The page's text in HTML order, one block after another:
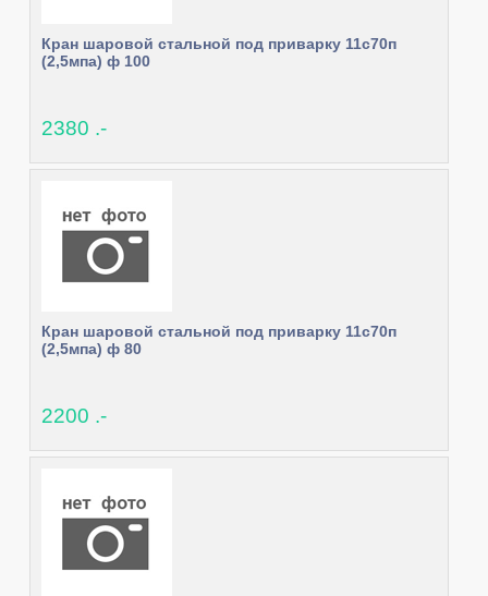
Кран шаровой стальной под приварку 11с70п
(2,5мпа) ф 100
2380 .-
Кран шаровой стальной под приварку 11с70п
(2,5мпа) ф 80
2200 .-